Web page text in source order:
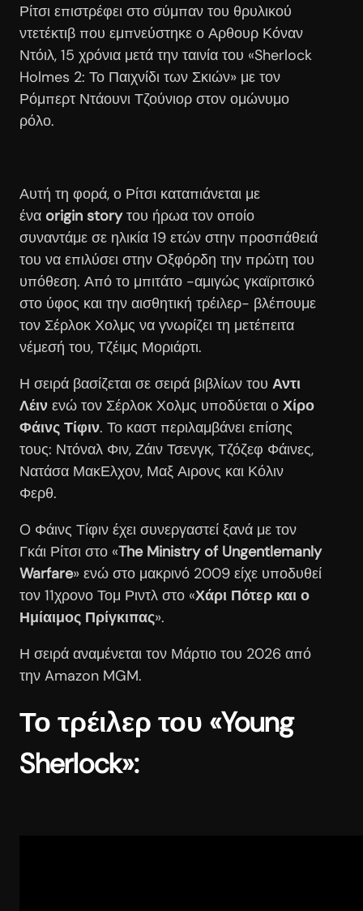
Ρίτσι επιστρέφει στο σύμπαν του θρυλικού
ντετέκτιβ που εμπνεύστηκε ο Αρθουρ Κόναν
Ντόιλ, 15 χρόνια μετά την ταινία του «Sherlock
Holmes 2: Το Παιχνίδι των Σκιών» με τον
Ρόμπερτ Ντάουνι Τζούνιορ στον ομώνυμο
ρόλο.
Αυτή τη φορά, ο Ρίτσι καταπιάνεται με
ένα origin storyτου ήρωα τον οποίο
συναντάμε σε ηλικία 19 ετών στην προσπάθειά
του να επιλύσει στην Οξφόρδη την πρώτη του
υπόθεση. Από το μπιτάτο -αμιγώς γκαϊριτσικό
στο ύφος και την αισθητική τρέιλερ- βλέπουμε
τον Σέρλοκ Χολμς να γνωρίζει τη μετέπειτα
νέμεσή του, Τζέιμς Μοριάρτι.
Η σειρά βασίζεται σε σειρά βιβλίων του Αντι
Λέιν ενώ τον Σέρλοκ Χολμς υποδύεται ο Χίρο
Φάινς Τίφιν. Το καστ περιλαμβάνει επίσης
τους: Ντόναλ Φιν, Ζάιν Τσενγκ, Τζόζεφ Φάινες,
Νατάσα ΜακΕλχον, Μαξ Αιρονς και Κόλιν
Φερθ.
O Φάινς Τίφιν έχει συνεργαστεί ξανά με τον
Γκάι Ρίτσι στο «The Ministry of Ungentlemanly
Warfare» ενώ στο μακρινό 2009 είχε υποδυθεί
τον 11χρονο Τομ Ριντλ στο «Χάρι Πότερ και ο
Ημίαιμος Πρίγκιπας».
Η σειρά αναμένεται τον Μάρτιο του 2026 από
την Amazon MGM.
Το τρέιλερ του «Young
Sherlock»: